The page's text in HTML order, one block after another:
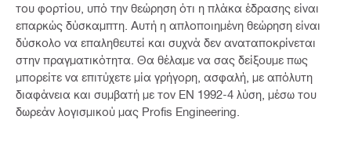
του φορτίου, υπό την θεώρηση ότι η πλάκα έδρασης είναι
επαρκώς δύσκαμπτη. Αυτή η απλοποιημένη θεώρηση είναι
δύσκολο να επαληθευτεί και συχνά δεν αναταποκρίνεται
στην πραγματικότητα. Θα θέλαμε να σας δείξουμε πως
μπορείτε να επιτύχετε μία γρήγορη, ασφαλή, με απόλυτη
διαφάνεια και συμβατή με τον EN 1992-4 λύση, μέσω του
δωρεάν λογισμικού μας Profis Engineering.